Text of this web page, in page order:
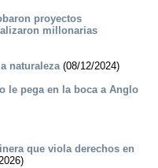
proyectos
millonarias
naturaleza(08/12/2024)
le pega en la boca a Anglo
que viola derechos en